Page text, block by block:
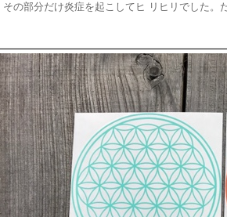
その部分だけ炎症を起こしてヒ リヒリでした